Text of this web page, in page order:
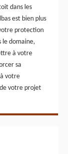
dans les
est bien plus
protection
le domaine,
à votre
sa
votre
votre projet